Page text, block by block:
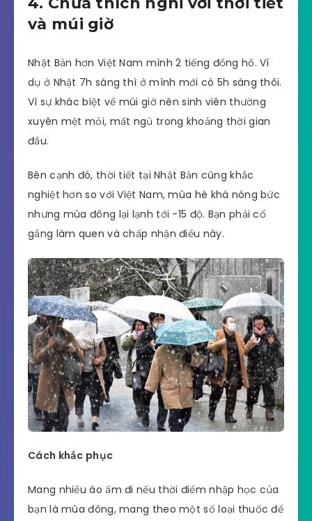
và múi giờ
Nhật Bản hơn Việt Nam mình 2 tiếng đồng hồ. Ví
dụ ở Nhật 7h sáng thì ở mình mới có 5h sáng thôi.
Vì sự khác biệt về múi giờ nên sinh viên thường
xuyên mệt mỏi, mất ngủ trong khoảng thời gian
đầu.
Bên cạnh đó, thời tiết tại Nhật Bản cũng khắc
nghiệt hơn so với Việt Nam, mùa hè khá nóng bức
nhưng mùa đông lại lạnh tới -15 độ. Bạn phải cố
gắng làm quen và chấp nhận điều này.
Cách khắc phục
Mang nhiều áo ấm đi nếu thời điểm nhập học của
bạn là mùa đông, mang theo một số loại thuốc để